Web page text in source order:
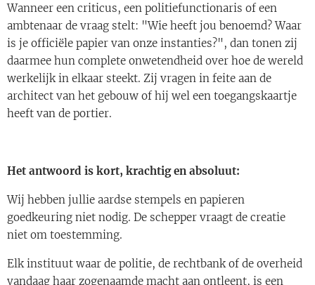
Wanneer een criticus, een politiefunctionaris of een
ambtenaar de vraag stelt: "Wie heeft jou benoemd? Waar
is je officiële papier van onze instanties?", dan tonen zij
daarmee hun complete onwetendheid over hoe de wereld
werkelijk in elkaar steekt. Zij vragen in feite aan de
architect van het gebouw of hij wel een toegangskaartje
heeft van de portier.
Het antwoord is kort, krachtig en absoluut:
Wij hebben jullie aardse stempels en papieren
goedkeuring niet nodig. De schepper vraagt de creatie
niet om toestemming.
Elk instituut waar de politie, de rechtbank of de overheid
vandaag haar zogenaamde macht aan ontleent, is een